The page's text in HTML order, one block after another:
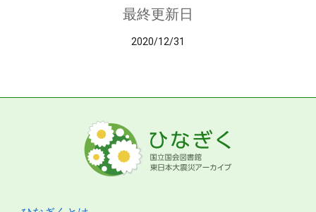
最終更新日
2020/12/31